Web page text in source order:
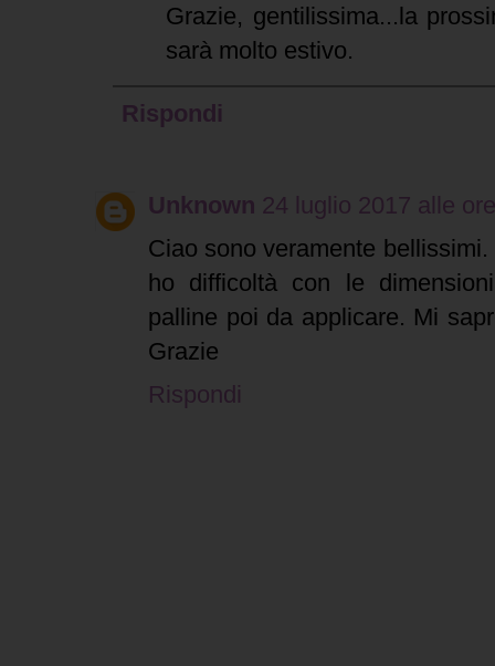
Grazie, gentilissima...la
sarà molto estivo.
Rispondi
Unknown 24 luglio 2017 alle
Ciao sono veramente
ho difficoltà con le
palline poi da applicare. Mi
Grazie
Rispondi